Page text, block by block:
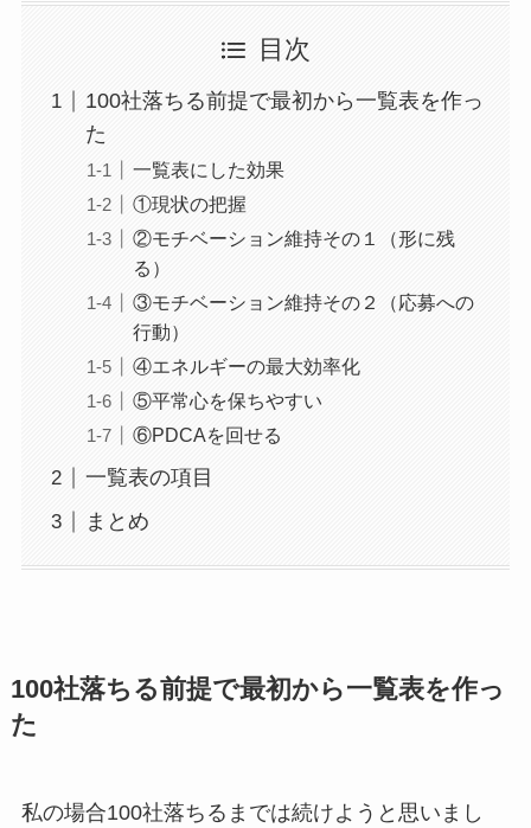
目次
100社落ちる前提で最初から一覧表を作っ
た
一覧表にした効果
①現状の把握
②モチベーション維持その１（形に残
る）
③モチベーション維持その２（応募への
行動）
④エネルギーの最大効率化
⑤平常心を保ちやすい
⑥PDCAを回せる
一覧表の項目
まとめ
100社落ちる前提で最初から一覧表を作っ
た
私の場合100社落ちるまでは続けようと思いまし